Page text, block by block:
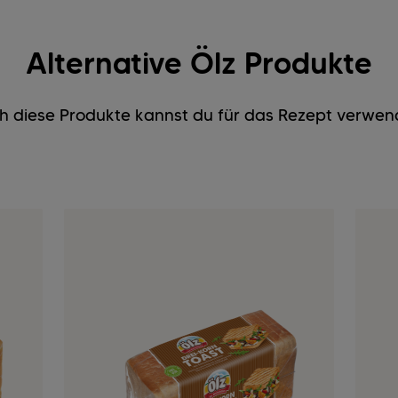
Alternative Ölz Produkte
diese Produkte kannst du für das Rezept